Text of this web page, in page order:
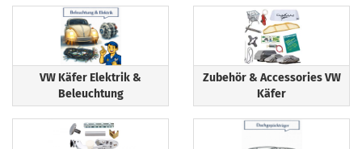
VW Käfer Elektrik &
Beleuchtung
Zubehör & Accessories VW
Käfer